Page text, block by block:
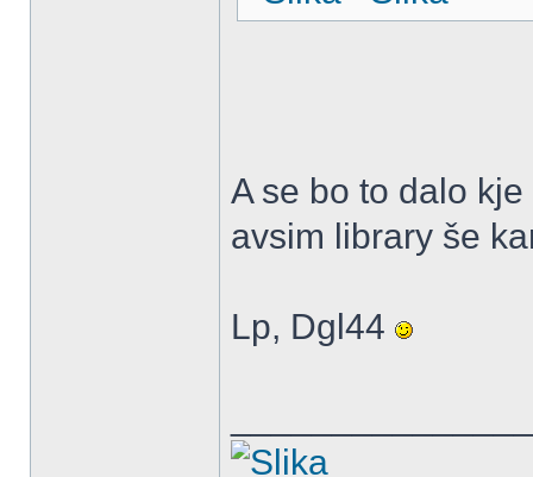
A se bo to dalo
avsim library še
Lp, Dgl44